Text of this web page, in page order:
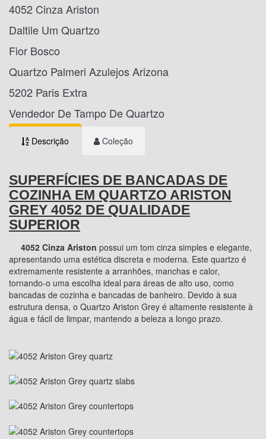
4052 Cinza Ariston
Daltile Um Quartzo
Fior Bosco
Quartzo Palmeri Azulejos Arizona
5202 Paris Extra
Vendedor De Tampo De Quartzo
Descrição Coleção
SUPERFÍCIES DE BANCADAS DE
COZINHA EM QUARTZO ARISTON
GREY 4052 DE QUALIDADE
SUPERIOR
4052 Cinza Ariston possui um tom cinza simples e elegante,
apresentando uma estética discreta e moderna. Este quartzo é
extremamente resistente a arranhões, manchas e calor,
tornando-o uma escolha ideal para áreas de alto uso, como
bancadas de cozinha e bancadas de banheiro. Devido à sua
estrutura densa, o Quartzo Ariston Grey é altamente resistente à
água e fácil de limpar, mantendo a beleza a longo prazo.